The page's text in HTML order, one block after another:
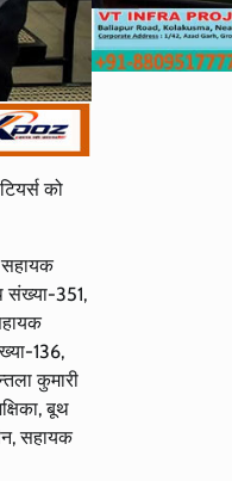
को
सहायक
संख्या-351,
136,
कुमारी
बूथ
सहायक